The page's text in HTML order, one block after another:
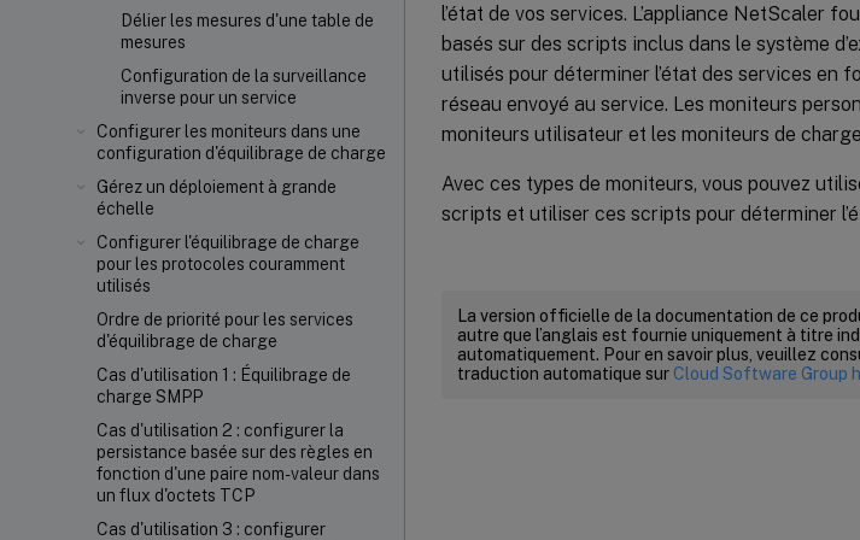
Délier les mesures d'une table de
mesures
Configuration de la surveillance
inverse pour un service
Configurer les moniteurs dans une
configuration d'équilibrage de charge
Gérez un déploiement à grande
échelle
Configurer l'équilibrage de charge
pour les protocoles couramment
utilisés
Ordre de priorité pour les services
d'équilibrage de charge
Cas d'utilisation 1 : Équilibrage de
charge SMPP
Cas d'utilisation 2 : configurer la
persistance basée sur des règles en
fonction d'une paire nom-valeur dans
un flux d'octets TCP
Cas d'utilisation 3 : configurer
l’état de vos services. L’appliance NetScaler
basés sur des scripts inclus dans le système
utilisés pour déterminer l’état des services en
réseau envoyé au service. Les moniteurs
moniteurs utilisateur et les moniteurs de
Avec ces types de moniteurs, vous pouvez
scripts et utiliser ces scripts pour déterminer
La version officielle de la documentation de ce
autre que l’anglais est fournie uniquement à titre
automatiquement. Pour en savoir plus, veuillez
traduction automatique sur Cloud Software Group